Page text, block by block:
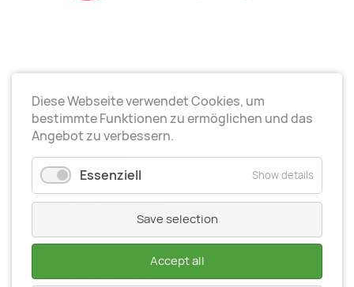
Arbeitsrichtungen
Politische Bildung
Elternarbeit
Kinder- und Jugendarbeit
Organisationsentwiсklung
Diese Webseite verwendet Cookies, um
bestimmte Funktionen zu ermöglichen und das
Angebot zu verbessern.
Essenziell Show details
Save selection
Accept all